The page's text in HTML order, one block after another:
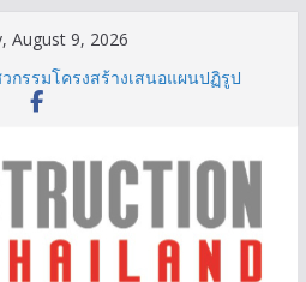
August 9, 2026
กรรมโครงสร้างเสนอแผนปฏิรูป
ออกแบบถึงการตรวจสอบอาคารไทย
นด์ภูเก็ตยังแกร่ง
แนวคิด “Empowering Net Zero in
ขับเคลื่อนอุตสาหกรรม
แร่สู่สังคมคาร์บอนต่ำอย่างยั่งยืน
วสู่ปีที่ 40 ยึดลูกค้าเป็นศูนย์กลาง